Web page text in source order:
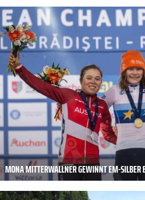
MONA MITTERWALLNER GEWINNT EM-SILBER